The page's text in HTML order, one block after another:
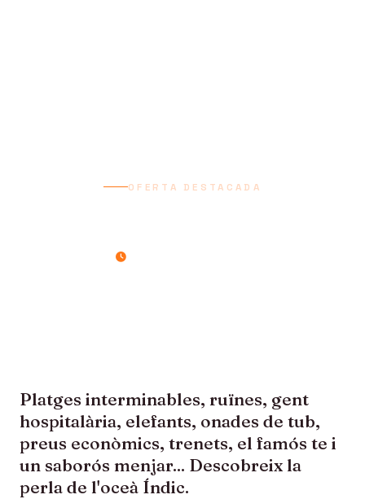
OFERTA DESTACADA
Platges interminables, ruïnes, gent
hospitalària, elefants, onades de tub,
preus econòmics, trenets, el famós te i
un saborós menjar... Descobreix la
perla de l'oceà Índic.